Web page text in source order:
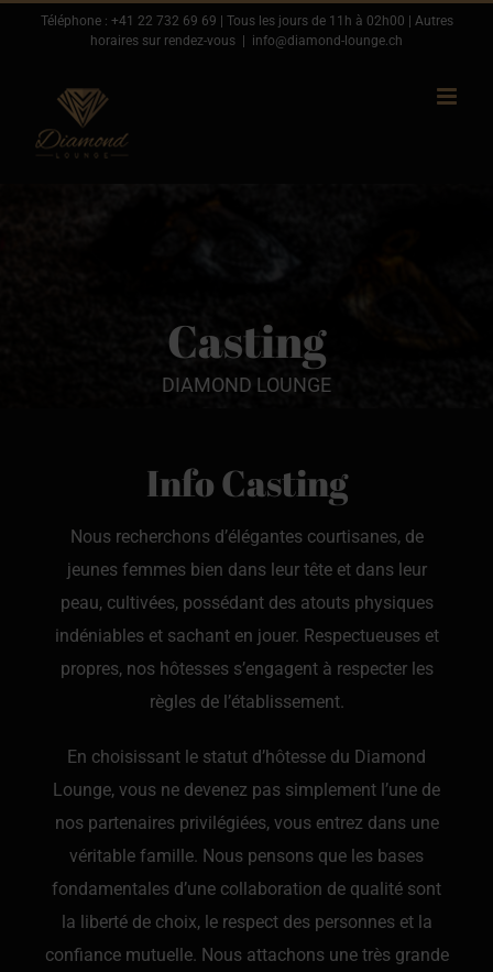
PasserTéléphone : +41 22 732 69 69 | Tous les jours de 11h à 02h00 | Autres
horaires sur rendez-vous
info@diamond-lounge.ch
Casting
DIAMOND LOUNGE
Info Casting
Nous recherchons d’élégantes courtisanes, de
jeunes femmes bien dans leur tête et dans leur
peau, cultivées, possédant des atouts physiques
indéniables et sachant en jouer. Respectueuses et
propres, nos hôtesses s’engagent à respecter les
règles de l’établissement.
En choisissant le statut d’hôtesse du Diamond
Lounge, vous ne devenez pas simplement l’une de
nos partenaires privilégiées, vous entrez dans une
véritable famille. Nous pensons que les bases
fondamentales d’une collaboration de qualité sont
la liberté de choix, le respect des personnes et la
confiance mutuelle. Nous attachons une très grande